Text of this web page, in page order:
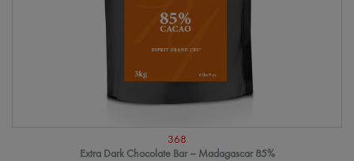
368
Extra Dark Chocolate Bar – Madagascar 85%